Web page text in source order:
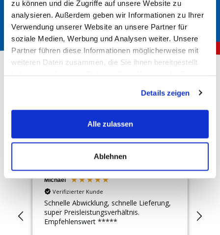
zu können und die Zugriffe auf unsere Website zu
analysieren. Außerdem geben wir Informationen zu Ihrer
Verwendung unserer Website an unsere Partner für
soziale Medien, Werbung und Analysen weiter. Unsere
Partner führen diese Informationen möglicherweise mit
weiteren Daten zusammen, die Sie ihnen bereitgestellt
Details zeigen
Alle zulassen
Ablehnen
Über 150.000 zufriedene Kunden
Hervorragend
Michael
Verifizierter Kunde
Schnelle Abwicklung, schnelle Lieferung,
super Preisleistungsverhältnis.
Empfehlenswert *****